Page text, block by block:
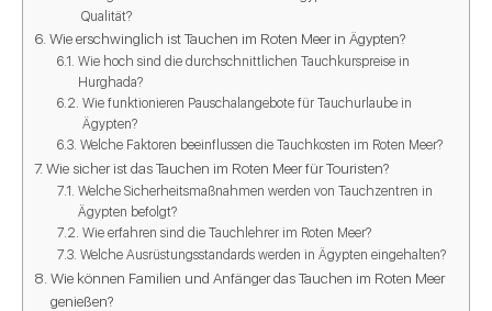
Qualität?
Wie erschwinglich ist Tauchen im Roten Meer in Ägypten?
Wie hoch sind die durchschnittlichen Tauchkurspreise in
Hurghada?
Wie funktionieren Pauschalangebote für Tauchurlaube in
Ägypten?
Welche Faktoren beeinflussen die Tauchkosten im Roten Meer?
Wie sicher ist das Tauchen im Roten Meer für Touristen?
Welche Sicherheitsmaßnahmen werden von Tauchzentren in
Ägypten befolgt?
Wie erfahren sind die Tauchlehrer im Roten Meer?
Welche Ausrüstungsstandards werden in Ägypten eingehalten?
Wie können Familien und Anfänger das Tauchen im Roten Meer
genießen?